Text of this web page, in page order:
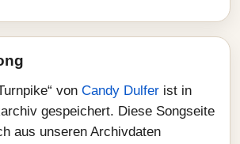
von Candy Dulfer ist in
gespeichert. Diese Songseite
aus unseren Archivdaten